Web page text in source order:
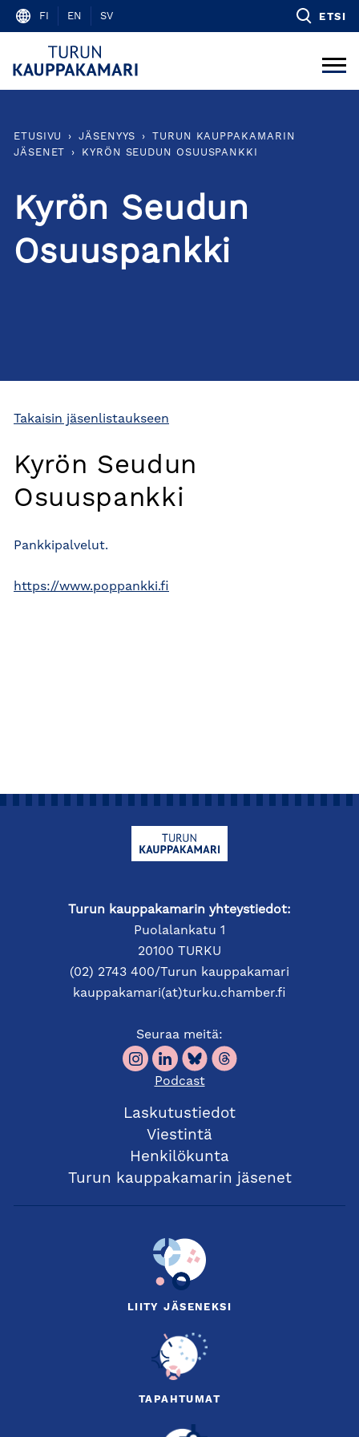
Skip
content
FI EN SV ETSI
ETUSIVU › JÄSENYYS ›
TURUN KAUPPAKAMARIN
JÄSENET
› KYRÖN SEUDUN OSUUSPANKKI
Kyrön Seudun
Osuuspankki
Takaisin jäsenlistaukseen
Kyrön Seudun
Osuuspankki
Pankkipalvelut.
https://www.poppankki.fi
Turun kauppakamarin yhteystiedot:
Puolalankatu 1
20100 TURKU
(02) 2743 400/Turun kauppakamari
kauppakamari(at)turku.chamber.fi
Seuraa meitä:
Podcast
Laskutustiedot
Viestintä
Henkilökunta
Turun kauppakamarin jäsenet
LIITY JÄSENEKSI
TAPAHTUMAT